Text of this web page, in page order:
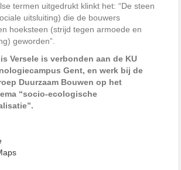
termen uitgedrukt klinkt het: “De steen
uitsluiting) die de bouwers
hoeksteen (strijd tegen armoede en
geworden”.
Versele is verbonden aan de KU
Gent, en werk bij de
Duurzaam Bouwen op het
“socio-ecologische